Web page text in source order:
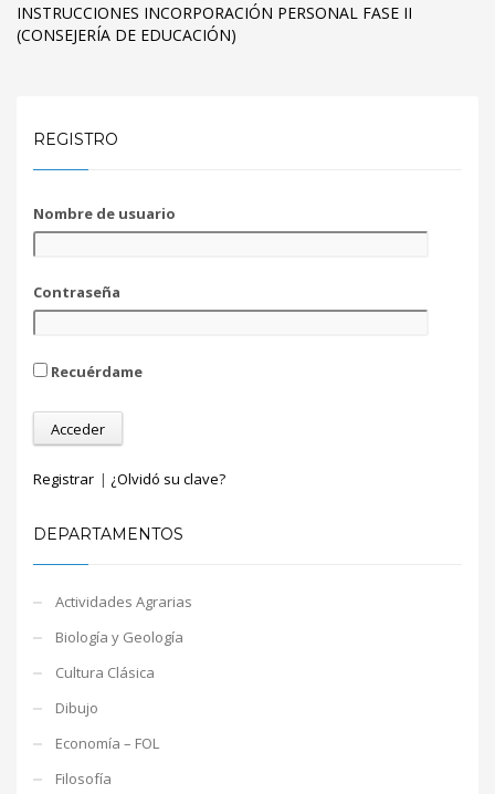
INSTRUCCIONES INCORPORACIÓN PERSONAL FASE II
(CONSEJERÍA DE EDUCACIÓN)
REGISTRO
Nombre de usuario
Contraseña
Recuérdame
Registrar | ¿Olvidó su clave?
DEPARTAMENTOS
Actividades Agrarias
Biología y Geología
Cultura Clásica
Dibujo
Economía – FOL
Filosofía